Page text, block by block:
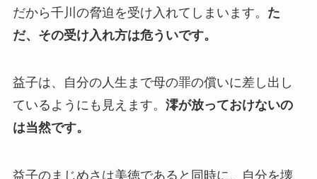
だから千川の脅迫を受け入れてしまいます。 た
だ、その受け入れ方は危ういです。
益子は、自分の人生まで母の罪の償いに差し出し
ているようにも見えます。 澪が放っておけないの
は当然です。
益子のまじめさは美徳であると同時に、自分を壊